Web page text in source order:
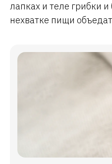
лапках и теле грибки
нехватке пищи